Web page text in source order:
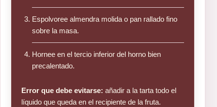
Espolvoree almendra molida o pan rallado fino
sobre la masa.
Hornee en el tercio inferior del horno bien
precalentado.
Error que debe evitarse: añadir a la tarta todo el
líquido que queda en el recipiente de la fruta.